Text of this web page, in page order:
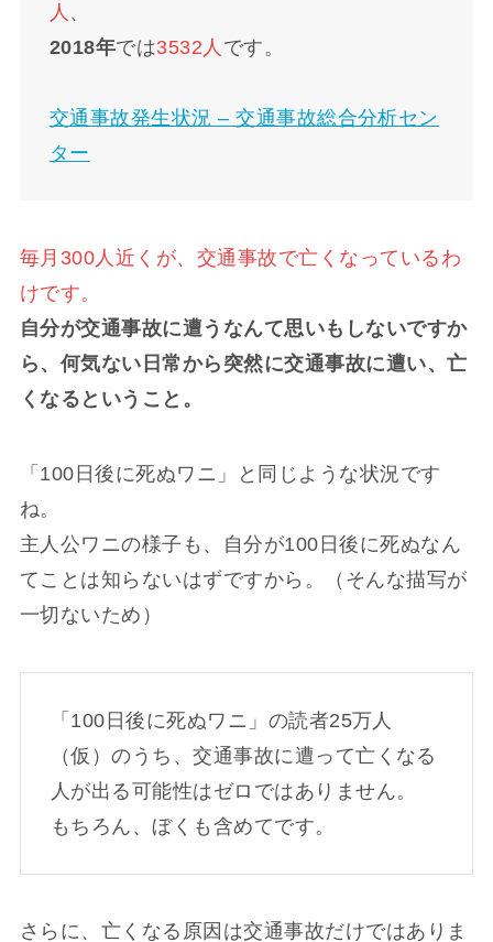
人 、
2018年では3532人 です。
交通事故発生状況 – 交通事故総合分析セン
ター
毎月300人近くが、交通事故で亡くなっているわ
けです。
自分が交通事故に遭うなんて思いもしないですか
ら、何気ない日常から突然に交通事故に遭い、亡
くなるということ。
「100日後に死ぬワニ」と同じような状況です
ね。
主人公ワニの様子も、自分が100日後に死ぬなん
てことは知らないはずですから。（そんな描写が
一切ないため）
「100日後に死ぬワニ」の読者25万人
（仮）のうち、交通事故に遭って亡くなる
人が出る可能性はゼロではありません。
もちろん、ぼくも含めてです。
さらに、亡くなる原因は交通事故だけではありま